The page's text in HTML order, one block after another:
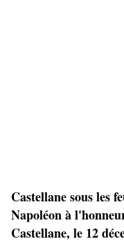
Castellane sous les
Napoléon à
Castellane, le 12